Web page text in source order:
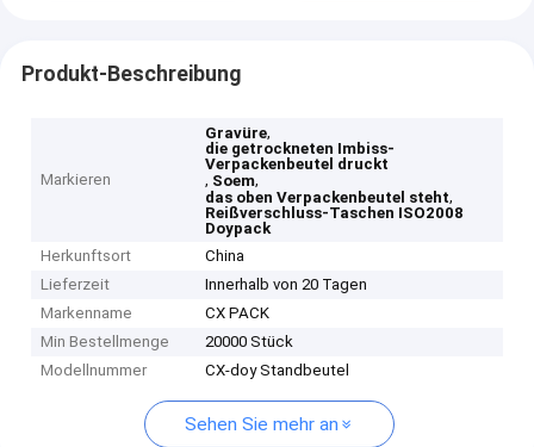
Produkt-Beschreibung
Markieren
Gravüre,
die getrockneten Imbiss-
Verpackenbeutel druckt
, Soem,
das oben Verpackenbeutel steht,
Reißverschluss-Taschen ISO2008
Doypack
Herkunftsort
China
Lieferzeit
Innerhalb von 20 Tagen
Markenname
CX PACK
Min Bestellmenge
20000 Stück
Modellnummer
CX-doy Standbeutel
Sehen Sie mehr an